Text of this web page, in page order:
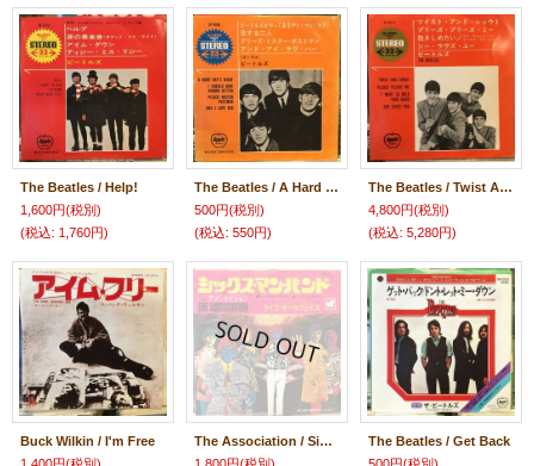
The Beatles / Help!
1,600円(税別)
(税込: 1,760円)
The Beatles / A Hard Day's Night
500円(税別)
(税込: 550円)
The Beatles / Twist And Shout
4,800円(税別)
(税込: 5,280円)
Buck Wilkin / I'm Free
The Association / Six Man Band
The Beatles / Get Back